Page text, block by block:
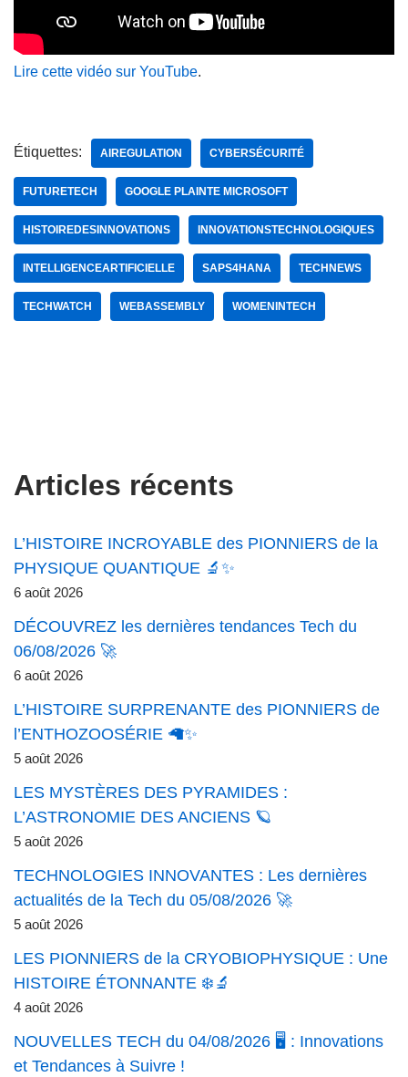
Lire cette vidéo sur YouTube.
Étiquettes: AIREGULATION CYBERSÉCURITÉ
FUTURETECH GOOGLE PLAINTE MICROSOFT
HISTOIREDESINNOVATIONS INNOVATIONSTECHNOLOGIQUES
INTELLIGENCEARTIFICIELLE SAPS4HANA TECHNEWS
TECHWATCH WEBASSEMBLY WOMENINTECH
Articles récents
L’HISTOIRE INCROYABLE des PIONNIERS de la
PHYSIQUE QUANTIQUE 🔬✨
6 août 2026
DÉCOUVREZ les dernières tendances Tech du
06/08/2026 🚀
6 août 2026
L’HISTOIRE SURPRENANTE des PIONNIERS de
l’ENTHOZOOSÉRIE 🦙✨
5 août 2026
LES MYSTÈRES DES PYRAMIDES :
L’ASTRONOMIE DES ANCIENS 🪐
5 août 2026
TECHNOLOGIES INNOVANTES : Les dernières
actualités de la Tech du 05/08/2026 🚀
5 août 2026
LES PIONNIERS de la CRYOBIOPHYSIQUE : Une
HISTOIRE ÉTONNANTE ❄️🔬
4 août 2026
NOUVELLES TECH du 04/08/2026 🖥️ : Innovations
et Tendances à Suivre !